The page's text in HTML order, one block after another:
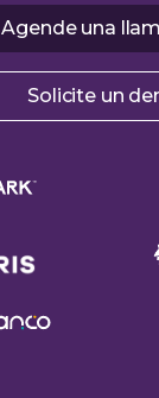
Agende una
Solicite un